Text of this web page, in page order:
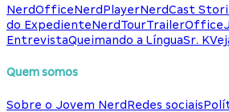
NerdOfficeNerdPlayerNerdCast
do ExpedienteNerdTourTrailerOffice
EntrevistaQueimando a LínguaSr. K
Quem somos
Sobre o Jovem NerdRedes sociais